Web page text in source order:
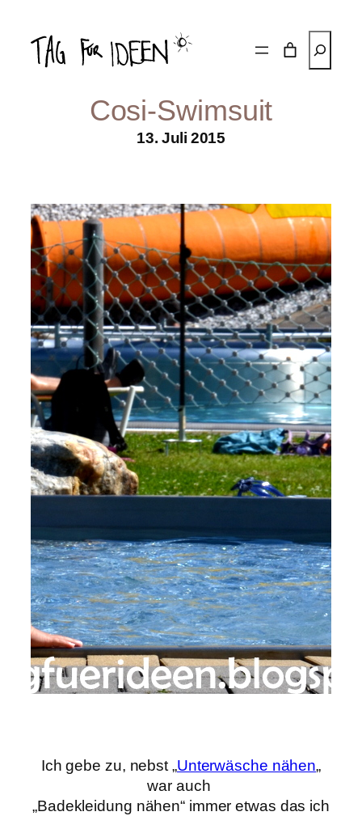
Inhalt
springen
Cosi-Swimsuit
13. Juli 2015
Ich gebe zu, nebst „Unterwäsche nähen„
war auch
„Badekleidung nähen“ immer etwas das ich